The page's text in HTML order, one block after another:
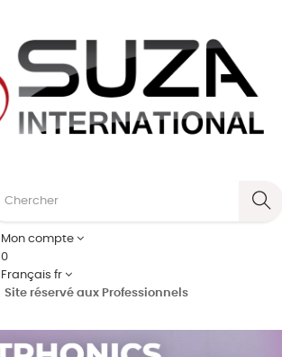
Mon compte
0
Français fr
Site réservé aux Professionnels